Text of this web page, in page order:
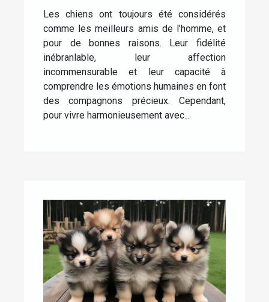
Savoir
Les chiens ont toujours été considérés
comme les meilleurs amis de l’homme, et
pour de bonnes raisons. Leur fidélité
inébranlable, leur affection
incommensurable et leur capacité à
comprendre les émotions humaines en font
des compagnons précieux. Cependant,
pour vivre harmonieusement avec...